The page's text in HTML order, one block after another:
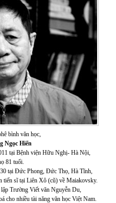
bình văn học,
Ngọc Hiến
tại Bệnh viện Hữu Nghị- Hà Nội,
81 tuổi.
tại Đức Phong, Đức Thọ, Hà Tĩnh,
tiến sĩ tại Liên Xô (cũ) về Maiakovsky.
Trường Viết văn Nguyễn Du,
cho nhiều tài năng văn học Việt Nam.